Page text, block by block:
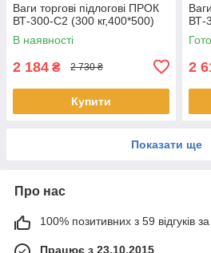
Ваги торгові підлогові ПРОК
ВТ-300-С2 (300 кг,400*500)
В наявності
2 184 ₴ 2 730 ₴
Купити
ВТ-
2
Показати ще
Про нас
100% позитивних з 59 відгуків за
Працює з 23.10.2015